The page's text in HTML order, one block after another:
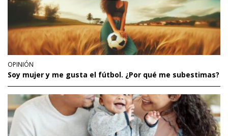
OPINIÓN
Soy mujer y me gusta el fútbol. ¿Por qué me subestimas?